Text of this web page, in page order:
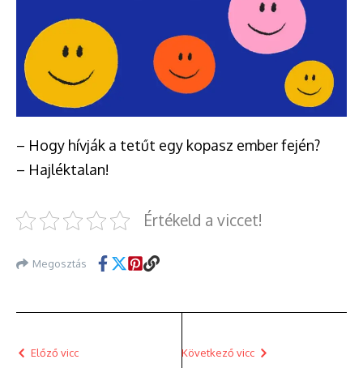
– Hogy hívják a tetűt egy kopasz ember fején?
– Hajléktalan!
Értékeld a viccet!
Megosztás
Előző vicc Következő vicc